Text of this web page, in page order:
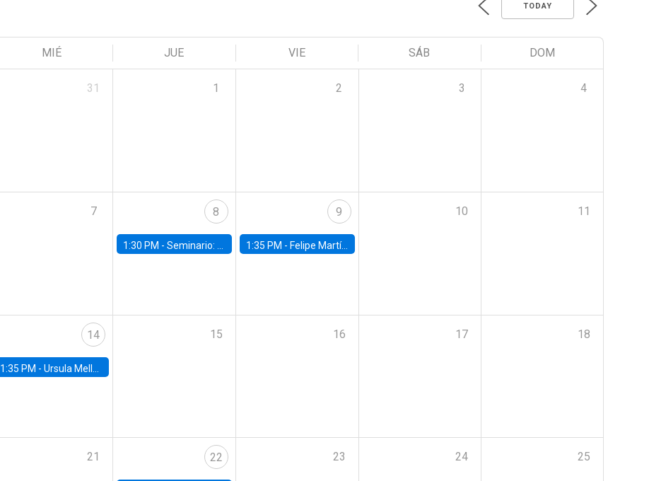
TODAY
MIÉ JUE VIE SÁB DOM
31 1 2 3 4
7 8
1:30 PM -Seminario: “Recuperando la humanidad para progresar en la era de la IA»
9
1:35 PM - Felipe Martínez, alumno Doctorado en Economía UC
10 11
14
1:35 PM -Ursula Mello, Insper - Institute of Education and Research
15 16 17 18
21 22 23 24 25